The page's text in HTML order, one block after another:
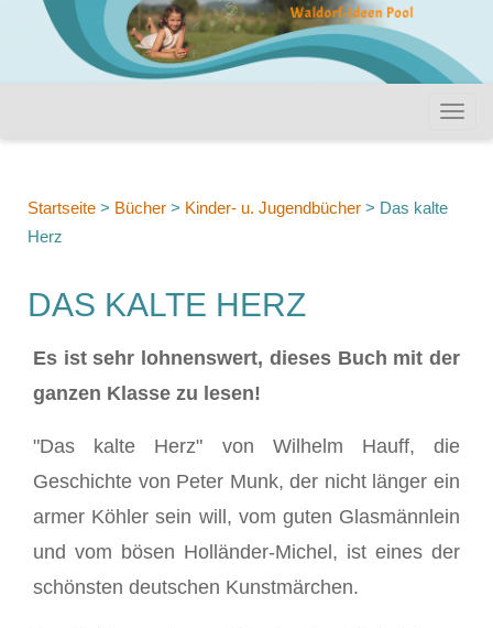
Startseite > Bücher > Kinder- u. Jugendbücher > Das kalte
Herz
DAS KALTE HERZ
Es ist sehr lohnenswert, dieses Buch mit der
ganzen Klasse zu lesen!
"Das kalte Herz" von Wilhelm Hauff, die
Geschichte von Peter Munk, der nicht länger ein
armer Köhler sein will, vom guten Glasmännlein
und vom bösen Holländer-Michel, ist eines der
schönsten deutschen Kunstmärchen.